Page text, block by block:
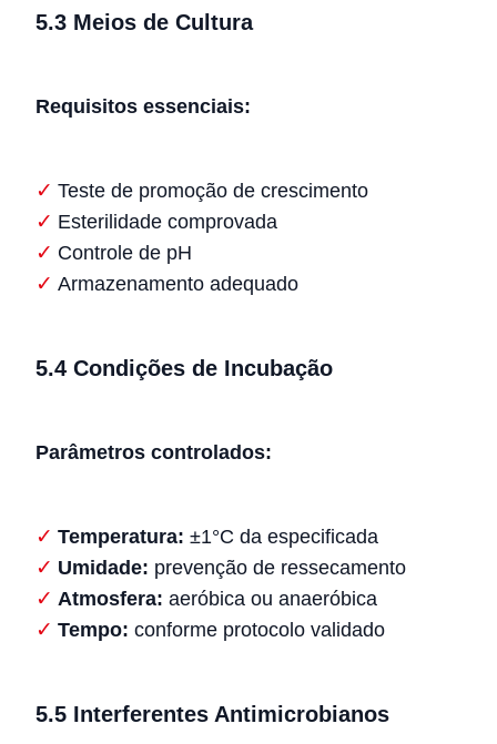
5.3 Meios de Cultura
Requisitos essenciais:
Teste de promoção de crescimento
Esterilidade comprovada
Controle de pH
Armazenamento adequado
5.4 Condições de Incubação
Parâmetros controlados:
Temperatura: ±1°C da especificada
Umidade: prevenção de ressecamento
Atmosfera: aeróbica ou anaeróbica
Tempo: conforme protocolo validado
5.5 Interferentes Antimicrobianos